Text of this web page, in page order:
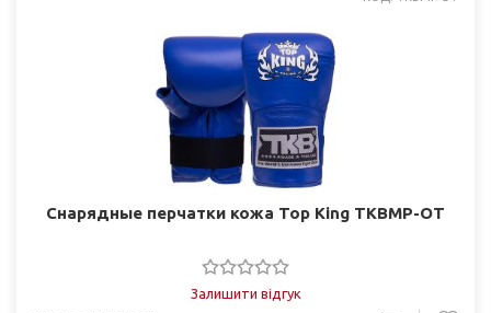
Снарядные перчатки кожа Top King TKBMP-OT
Залишити відгук